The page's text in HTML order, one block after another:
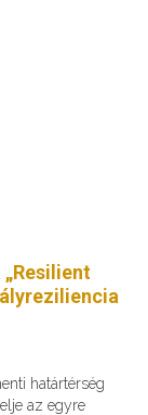
határtérség
az egyre